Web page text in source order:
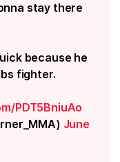
stay there
because he
fighter.
PDT5BniuAo
June